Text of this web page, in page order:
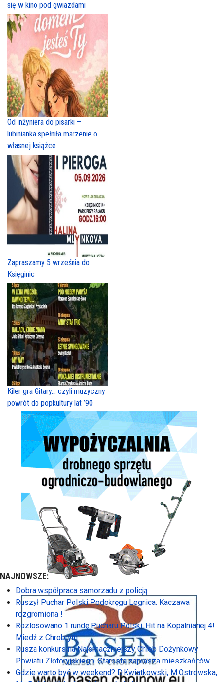
się w kino pod gwiazdami
Od inżyniera do pisarki –
lubinianka spełniła marzenie o
własnej książce
Zapraszamy 5 września do
Księginic
Kiler gra Gitary… czyli muzyczny
powrót do popkultury lat ’90
NAJNOWSZE:
Dobra współpraca samorzadu z policją
Ruszył Puchar Polski Podokręgu Legnica. Kaczawa
rozgromiona !
Rozlosowano 1 rundę Pucharu Polski. Hit na Kopalnianej 4!
Miedź z Chrobrym
Rusza konkurs na Najsmaczniejszy Chleb Dożynkowy
Powiatu Złotoryjskiego. Starosta zaprasza mieszkańców
Gdzie warto być w weekend? D.Kwiatkowski, M.Ostrowska,